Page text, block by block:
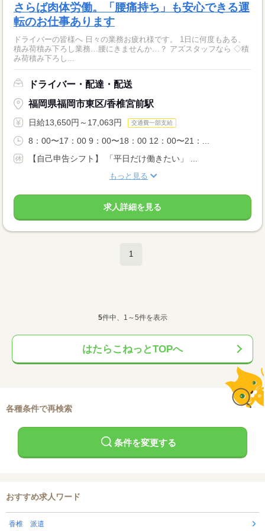
さらば肉体労働。「腰痛持ち」も安心できる運
転のお仕事あります
ドライバーの皆様へ 日々の業務お疲れ様です。 1日に何度もある、
積み荷積み下ろし業務…腰にきませんか…？ アズスタッフなら ◇積
み荷積み下ろし...
ドライバー・配達・配送
福岡県福岡市東区/香椎宮前駅
日給13,650円～17,063円 交通費一部支給
8：00〜17：00 9：00〜18：00 12：00〜21：...
【自己申告シフト】 「平日だけ働きたい」 ...
もっと見る
求人詳細を見る
1
5件中、1～5件を表示
はたらこねっとTOPへ
各種条件で再検索
条件を変更する
おすすめ求人ワード
香椎 派遣